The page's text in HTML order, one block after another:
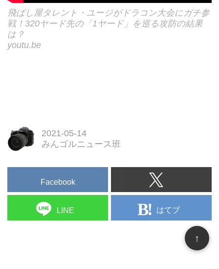
飛ばし屋タレント・ユージがドラコン大会にガチ参
戦！320ヤード先の「1ヤード」を巡る攻防の結果
は？
youtu.be
2021-05-14
みんゴルニュース班
Facebook
LINE はてブ
↑